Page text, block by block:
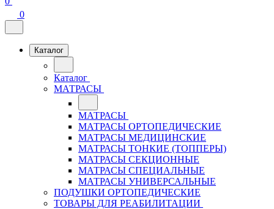
0
Каталог
Каталог
МАТРАСЫ
МАТРАСЫ
МАТРАСЫ ОРТОПЕДИЧЕСКИЕ
МАТРАСЫ МЕДИЦИНСКИЕ
МАТРАСЫ ТОНКИЕ (ТОППЕРЫ)
МАТРАСЫ СЕКЦИОННЫЕ
МАТРАСЫ СПЕЦИАЛЬНЫЕ
МАТРАСЫ УНИВЕРСАЛЬНЫЕ
ПОДУШКИ ОРТОПЕДИЧЕСКИЕ
ТОВАРЫ ДЛЯ РЕАБИЛИТАЦИИ